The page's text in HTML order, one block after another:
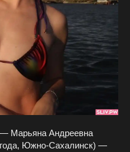
Марьяна Андреевна
года, Южно-Сахалинск) —